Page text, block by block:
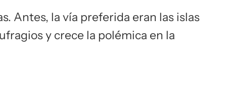
Antes, la vía preferida eran las islas
y crece la polémica en la